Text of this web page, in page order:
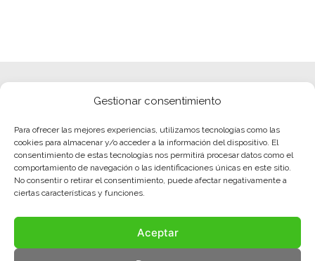
Gestionar consentimiento
Para ofrecer las mejores experiencias, utilizamos tecnologías como las
cookies para almacenar y/o acceder a la información del dispositivo. El
consentimiento de estas tecnologías nos permitirá procesar datos como el
comportamiento de navegación o las identificaciones únicas en este sitio.
No consentir o retirar el consentimiento, puede afectar negativamente a
ciertas características y funciones.
Aceptar